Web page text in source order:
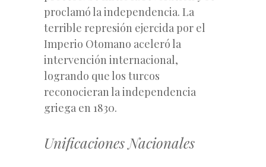
proclamó la independencia. La
terrible represión ejercida por el
Imperio Otomano aceleró la
intervención internacional,
logrando que los turcos
reconocieran la independencia
griega en 1830.
Unificaciones Nacionales